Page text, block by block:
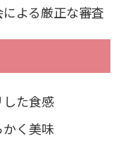
による厳正な審査
した食感
かく美味